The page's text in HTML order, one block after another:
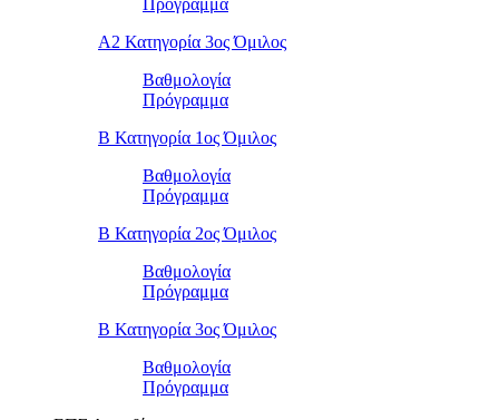
Πρόγραμμα
Α2 Κατηγορία 3ος Όμιλος
Βαθμολογία
Πρόγραμμα
Β Κατηγορία 1ος Όμιλος
Βαθμολογία
Πρόγραμμα
Β Κατηγορία 2ος Όμιλος
Βαθμολογία
Πρόγραμμα
Β Κατηγορία 3ος Όμιλος
Βαθμολογία
Πρόγραμμα